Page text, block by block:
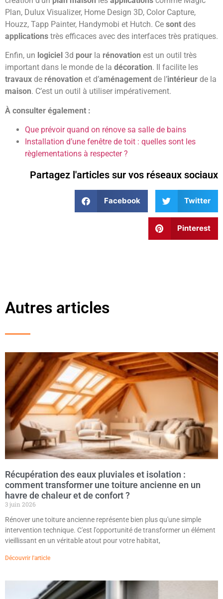
Plan, Dulux Visualizer, Home Design 3D, Color Capture,
Houzz, Tapp Painter, Handymobi et Hutch. Ce sont des
applications très efficaces avec des interfaces très pratiques.
Enfin, un logiciel 3d pour la rénovation est un outil très
important dans le monde de la décoration. Il facilite les
travaux de rénovation et d’aménagement de l’intérieur de la
maison. C’est un outil à utiliser impérativement.
À consulter également :
Que prévoir quand on rénove sa salle de bains
Installation d’une fenêtre de toit : quelles sont les
règlementations à respecter ?
Partagez l'articles sur vos réseaux sociaux
Facebook Twitter
Pinterest
Autres articles
Récupération des eaux pluviales et isolation :
comment transformer une toiture ancienne en un
havre de chaleur et de confort ?
3 juin 2026
Rénover une toiture ancienne représente bien plus qu'une simple
intervention technique. C'est l'opportunité de transformer un élément
vieillissant en un véritable atout pour votre habitat,
Découvrir l'article